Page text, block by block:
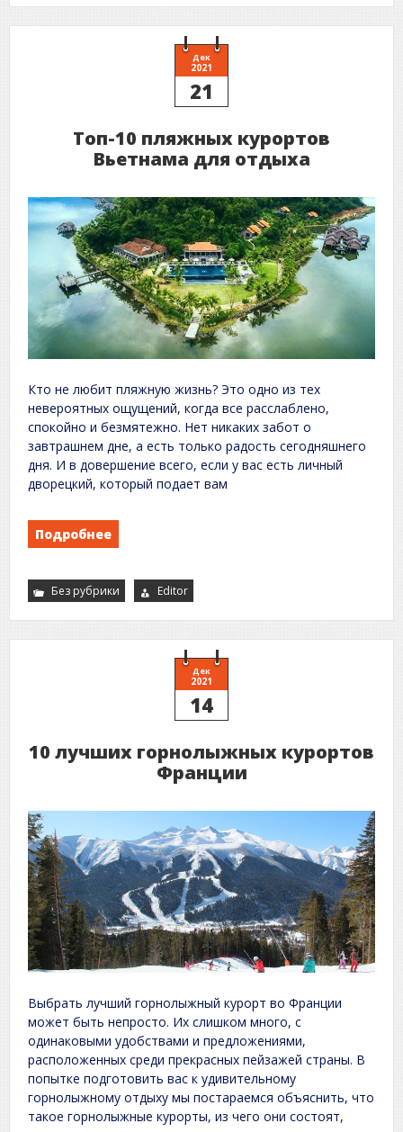
Дек
2021
21
Топ-10 пляжных курортов
Вьетнама для отдыха
Кто не любит пляжную жизнь? Это одно из тех
невероятных ощущений, когда все расслаблено,
спокойно и безмятежно. Нет никаких забот о
завтрашнем дне, а есть только радость сегодняшнего
дня. И в довершение всего, если у вас есть личный
дворецкий, который подает вам
Подробнее
Без рубрики Editor
Дек
2021
14
10 лучших горнолыжных курортов
Франции
Выбрать лучший горнолыжный курорт во Франции
может быть непросто. Их слишком много, с
одинаковыми удобствами и предложениями,
расположенных среди прекрасных пейзажей страны. В
попытке подготовить вас к удивительному
горнолыжному отдыху мы постараемся объяснить, что
такое горнолыжные курорты, из чего они состоят,